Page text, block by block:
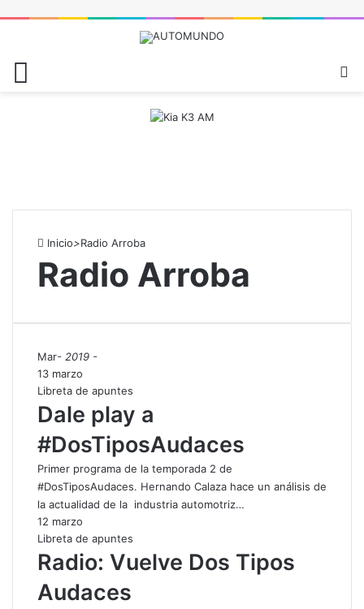
Inicio>Radio Arroba
Radio Arroba
Mar- 2019 -
13 marzo
Libreta de apuntes
Dale play a
#DosTiposAudaces
Primer programa de la temporada 2 de
#DosTiposAudaces. Hernando Calaza hace un análisis de
la actualidad de la industria automotriz…
12 marzo
Libreta de apuntes
Radio: Vuelve Dos Tipos
Audaces